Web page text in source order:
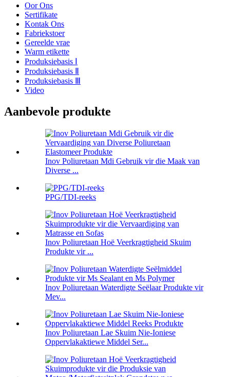
Oor Ons
Sertifikate
Kontak Ons
Fabriekstoer
Gereelde vrae
Warm etikette
Produksiebasis Ⅰ
Produksiebasis Ⅱ
Produksiebasis Ⅲ
Video
Aanbevole produkte
Inov Poliuretaan Mdi Gebruik vir die Maak van
Diverse ...
PPG/TDI-reeks
Inov Poliuretaan Hoë Veerkragtigheid Skuim
Produkte vir ...
Inov Poliuretaan Waterdigte Seëlaar Produkte vir
Mev...
Inov Poliuretaan Lae Skuim Nie-Ioniese
Oppervlakaktiewe Middel Ser...